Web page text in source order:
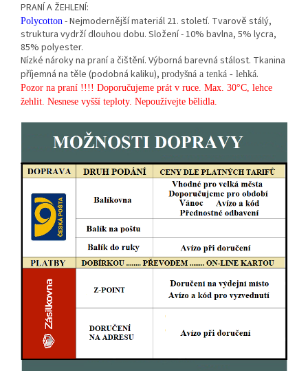
PRANÍ A ŽEHLENÍ:
Polycotton - Nejmodernější materiál 21. století. Tvarově stálý,
struktura vydrží dlouhou dobu. Složení - 10% bavlna, 5% lycra,
85% polyester.
Nízké nároky na praní a čištění. Výborná barevná stálost. Tkanina
příjemná na těle (podobná kaliku), prodyšná a tenká - lehká.
Pozor na praní !!!! Doporučujeme prát v ruce. Max. 30°C, lehce
žehlit. Nesnese vyšší teploty. Nepoužívejte bělidla.